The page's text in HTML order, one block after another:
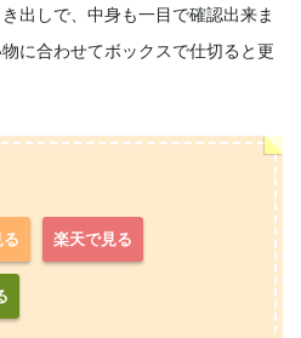
出しで、中身も一目で確認出来ま
に合わせてボックスで仕切ると更
楽天で見る